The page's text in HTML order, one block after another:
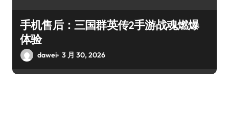
手机售后：三国群英传2手游战魂燃爆
体验
dawei 3 月 30, 2026